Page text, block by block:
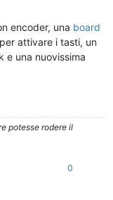
encoder, una board
per attivare i tasti, un
e una nuovissima
potesse rodere il
0